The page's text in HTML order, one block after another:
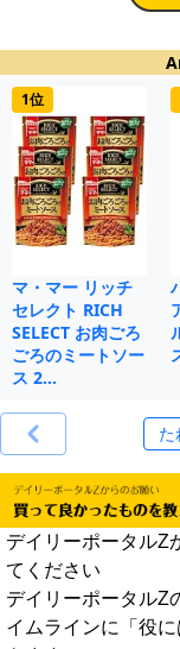
1位
マ・マー リッチ
セレクト RICH
SELECT お肉ごろ
ごろのミートソー
ス 2…
デイリーポータルZ
てください
デイリーポータルZ
イムラインに「役